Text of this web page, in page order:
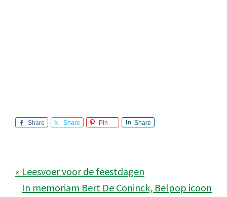
Share Share Pin Share
« Leesvoer voor de feestdagen
In memoriam Bert De Coninck, Belpop icoon